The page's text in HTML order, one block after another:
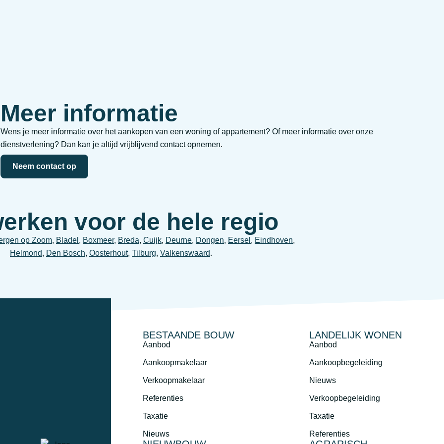
Meer informatie
Wens je meer informatie over het aankopen van een woning of appartement? Of meer informatie over onze
dienstverlening? Dan kan je altijd vrijblijvend contact opnemen.
Neem contact op
voor de hele regio
op Zoom, Bladel , Boxmeer, Breda, Cuijk, Deurne, Dongen, Eersel , Eindhoven,
Helmond, Den Bosch, Oosterhout, Tilburg, Valkenswaard.
BESTAANDE BOUW
Aanbod
Aankoopmakelaar
Verkoopmakelaar
Referenties
Taxatie
Nieuws
LANDELIJK WONEN
Aanbod
Aankoopbegeleiding
Nieuws
Verkoopbegeleiding
Taxatie
Referenties